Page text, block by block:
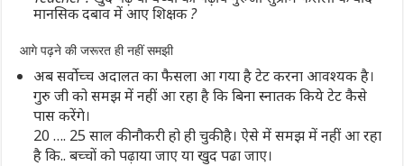
मानसिक दबाव में आए शिक्षक ?
आगे पढ़ने की जरूरत ही नहीं समझी
अब सर्वोच्च अदालत का फैसला आ गया है टेट करना आवश्यक है।
गुरु जी को समझ में नहीं आ रहा है कि बिना स्नातक किये टेट कैसे
पास करेंगे।
20 …. 25 साल की नौकरी हो ही चुकी है। ऐसे में समझ में नहीं आ रहा
है कि.. बच्चों को पढ़ाया जाए या खुद पढा जाए।